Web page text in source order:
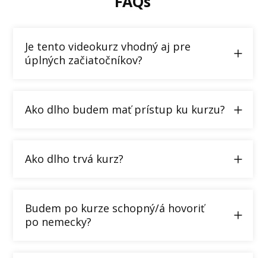
Je tento videokurz vhodný aj pre
úplných začiatočníkov?
Ako dlho budem mať prístup ku kurzu?
Ako dlho trvá kurz?
Budem po kurze schopný/á hovoriť
po nemecky?